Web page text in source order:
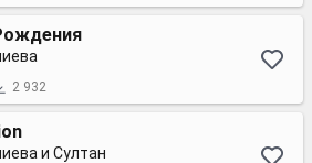
2 932
и Султан